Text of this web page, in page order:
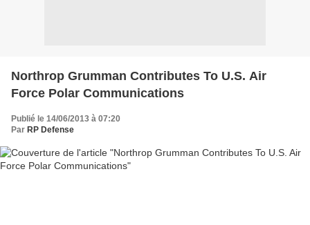
Northrop Grumman Contributes To U.S. Air
Force Polar Communications
Publié le 14/06/2013 à 07:20
Par RP Defense